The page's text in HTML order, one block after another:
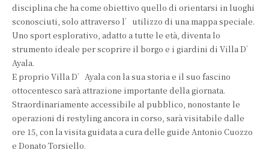
disciplina che ha come obiettivo quello di orientarsi in luoghi
sconosciuti, solo attraverso l’utilizzo di una mappa speciale.
Uno sport esplorativo, adatto a tutte le età, diventa lo
strumento ideale per scoprire il borgo e i giardini di Villa D’
Ayala.
E proprio Villa D’Ayala con la sua storia e il suo fascino
ottocentesco sarà attrazione importante della giornata.
Straordinariamente accessibile al pubblico, nonostante le
operazioni di restyling ancora in corso, sarà visitabile dalle
ore 15, con la visita guidata a cura delle guide Antonio Cuozzo
e Donato Torsiello.